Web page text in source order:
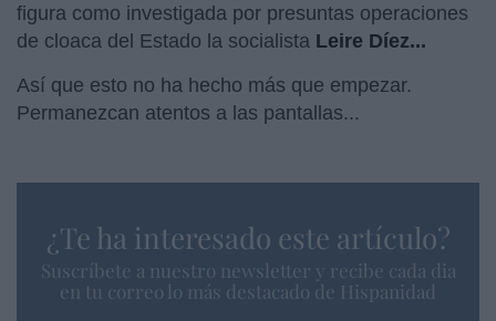
figura como investigada por presuntas operaciones
de cloaca del Estado la socialista Leire Díez...
Así que esto no ha hecho más que empezar.
Permanezcan atentos a las pantallas...
¿Te ha interesado este artículo?
Suscríbete a nuestro newsletter y recibe cada dia
en tu correo lo más destacado de Hispanidad